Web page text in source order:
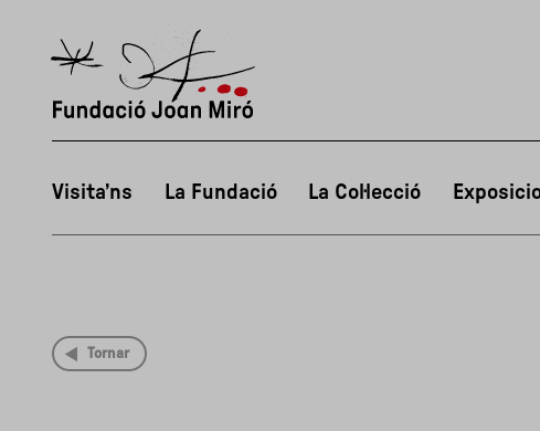
Visita’ns La Fundació La Col·lecció
Tornar